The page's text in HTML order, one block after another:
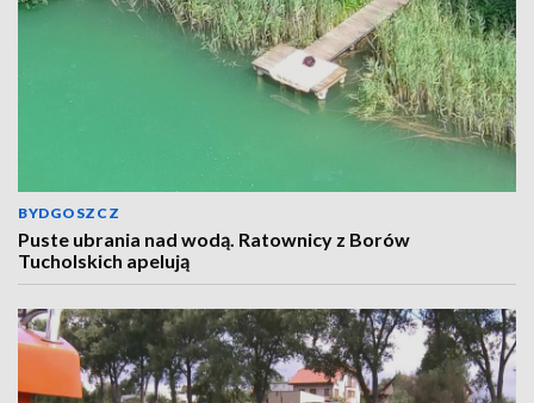
BYDGOSZCZ
Puste ubrania nad wodą. Ratownicy z Borów
Tucholskich apelują